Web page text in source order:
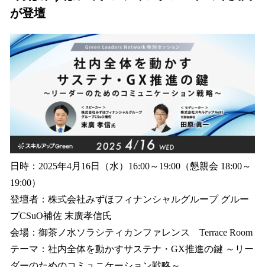
が登壇
日時：2025年4月16日（水）16:00～19:00（懇親会 18:00～
19:00）
登壇者：株式会社みずほフィナンシャルグループ グルー
プCSuO補佐 末廣孝信氏
会場：御茶ノ水ソラシティカンファレンス Terrace Room
テーマ：社内全体を動かすサステナ・GX推進の鍵 ～リー